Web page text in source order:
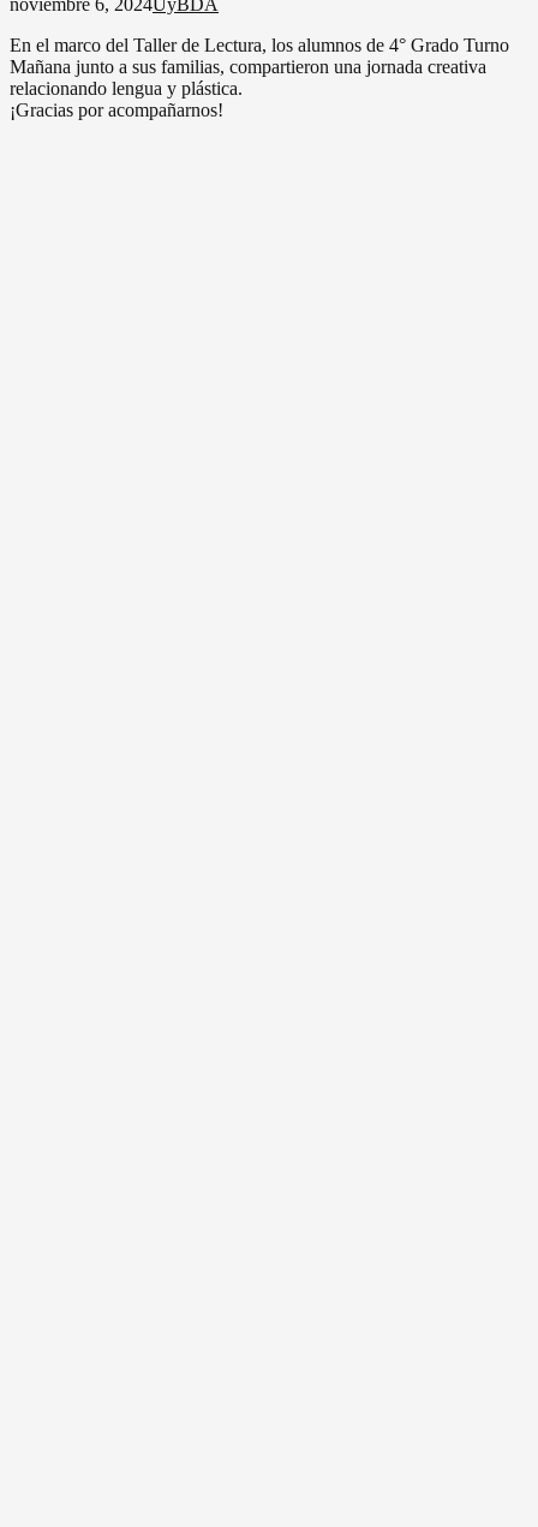
En el marco del Taller de Lectura, los alumnos de 4° Grado Turno
Mañana junto a sus familias, compartieron una jornada creativa
relacionando lengua y plástica.
¡Gracias por acompañarnos!